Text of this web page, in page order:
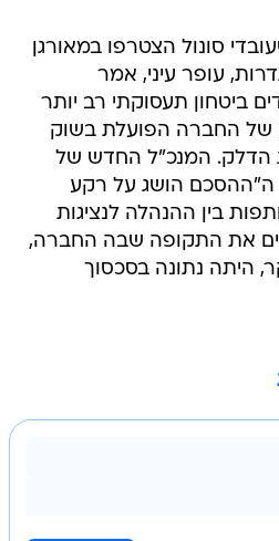
סונול הצטרפו במאורגן
עופר עיני, אמר
ביטחון תעסוקתי רב יותר
של החברה הפועלת בשוק
הדלק. המנכ"ל החדש של
ה"ההסכם הושג על רקע
בין ההנהלה לנציגות
את התקופה שבה החברה,
היתה נתונה בסכסוך